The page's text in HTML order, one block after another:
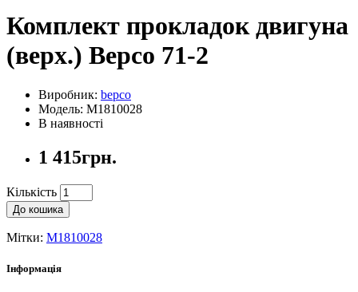
Комплект прокладок двигуна
(верх.) Bepco 71-2
Виробник: bepco
Модель: M1810028
В наявності
1 415грн.
Кількість
До кошика
Мітки: M1810028
Інформація